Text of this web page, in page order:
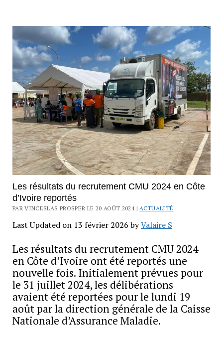
Les résultats du recrutement CMU 2024 en Côte
d’Ivoire reportés
PAR VINCESLAS PROSPER LE 20 AOÛT 2024 | ACTUALITÉ
Last Updated on 13 février 2026 byValaire S
Les résultats du recrutement CMU 2024
en Côte d’Ivoire ont été reportés une
nouvelle fois. Initialement prévues pour
le 31 juillet 2024, les délibérations
avaient été reportées pour le lundi 19
août par la direction générale de la Caisse
Nationale d’Assurance Maladie.